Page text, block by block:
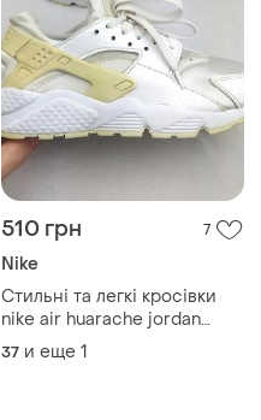
510 грн 7
Nike
Стильні та легкі кросівки
nike air huarache jordan
force sb dunk free roshe run
оригінал найк хуараче
37 и еще 1